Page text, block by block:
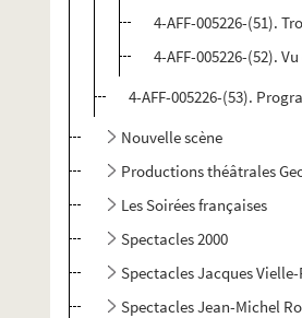
4-AFF-005226-(51).
4-AFF-005226-(52).
4-AFF-005226-(53).
Nouvelle scène
Productions théâtrales
Les Soirées françaises
Spectacles 2000
Spectacles Jacques
Spectacles Jean-Michel